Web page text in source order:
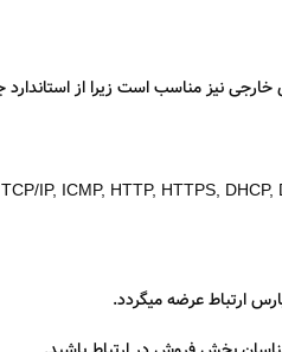
TCP/IP, ICMP, HTTP, HTTPS,
ارتباط عرضه میگردد.